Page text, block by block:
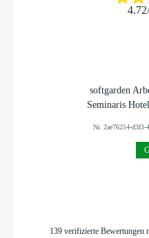
4.72/
softgarden
Seminaris
Nr. 2ae76254-d3f3-
139 verifizierte Bewertungen